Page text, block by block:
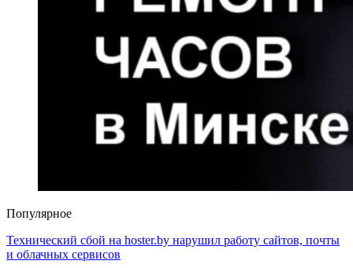
Популярное
Технический сбой на hoster.by нарушил работу сайтов, почты
и облачных сервисов